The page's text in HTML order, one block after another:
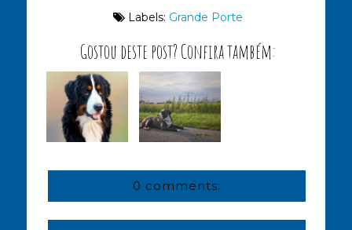
Labels: Grande Porte
Gostou deste post? Confira também:
0 comments: